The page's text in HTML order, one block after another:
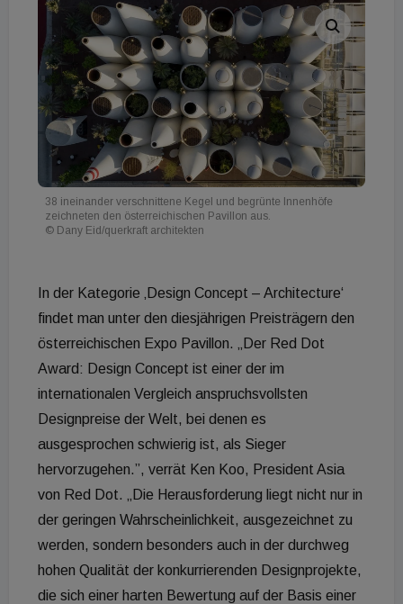
38 ineinander verschnittene Kegel und begrünte Innenhöfe
zeichneten den österreichischen Pavillon aus.
© Dany Eid/querkraft architekten
In der Kategorie ‚Design Concept – Architecture‘
findet man unter den diesjährigen Preisträgern den
österreichischen Expo Pavillon. „Der Red Dot
Award: Design Concept ist einer der im
internationalen Vergleich anspruchsvollsten
Designpreise der Welt, bei denen es
ausgesprochen schwierig ist, als Sieger
hervorzugehen.”, verrät Ken Koo, President Asia
von Red Dot. „Die Herausforderung liegt nicht nur in
der geringen Wahrscheinlichkeit, ausgezeichnet zu
werden, sondern besonders auch in der durchweg
hohen Qualität der konkurrierenden Designprojekte,
die sich einer harten Bewertung auf der Basis einer